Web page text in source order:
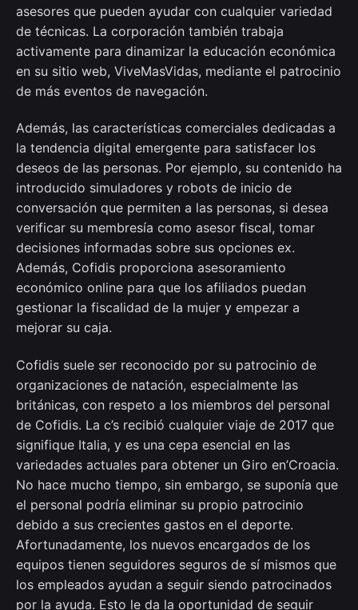
asesores que pueden ayudar con cualquier variedad
de técnicas. La corporación también trabaja
activamente para dinamizar la educación económica
en su sitio web, ViveMasVidas, mediante el patrocinio
de más eventos de navegación.
Además, las características comerciales dedicadas a
la tendencia digital emergente para satisfacer los
deseos de las personas. Por ejemplo, su contenido ha
introducido simuladores y robots de inicio de
conversación que permiten a las personas, si desea
verificar su membresía como asesor fiscal, tomar
decisiones informadas sobre sus opciones ex.
Además, Cofidis proporciona asesoramiento
económico online para que los afiliados puedan
gestionar la fiscalidad de la mujer y empezar a
mejorar su caja.
Cofidis suele ser reconocido por su patrocinio de
organizaciones de natación, especialmente las
británicas, con respeto a los miembros del personal
de Cofidis. La c’s recibió cualquier viaje de 2017 que
signifique Italia, y es una cepa esencial en las
variedades actuales para obtener un Giro en’Croacia.
No hace mucho tiempo, sin embargo, se suponía que
el personal podría eliminar su propio patrocinio
debido a sus crecientes gastos en el deporte.
Afortunadamente, los nuevos encargados de los
equipos tienen seguidores seguros de sí mismos que
los empleados ayudan a seguir siendo patrocinados
por la ayuda. Esto le da la oportunidad de seguir